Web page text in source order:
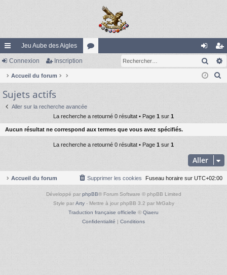
ac
co
ur
ci
s
Jeu Aube des Aigles
on
ne
ns
cri
Connexion Inscription
Accueil du forum
h
e
r
Sujets actifs
Aller sur la recherche avancée
La recherche a retourné 0 résultat • Page 1 sur 1
Aucun résultat ne correspond aux termes que vous avez spécifiés.
La recherche a retourné 0 résultat • Page 1 sur 1
Aller
Accueil du forum Fuseau horaire sur UTC+02:00
Supprimer les cookies
Développé par phpBB® Forum Software © phpBB Limited
Style par Arty- Mettre à jour phpBB 3.2 par MrGaby
Traduction française officielle © Qiaeru
Confidentialité | Conditions